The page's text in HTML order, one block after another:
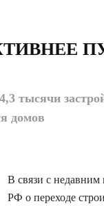
тысячи
домов
В связи с недавним
РФ о переходе